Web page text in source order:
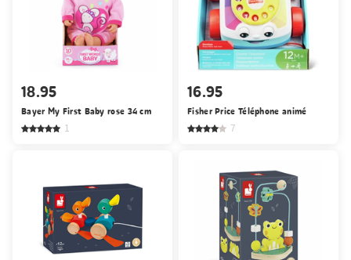
18.95
Bayer My First Baby rose 34 cm
1
16.95
Fisher Price Téléphone animé
7